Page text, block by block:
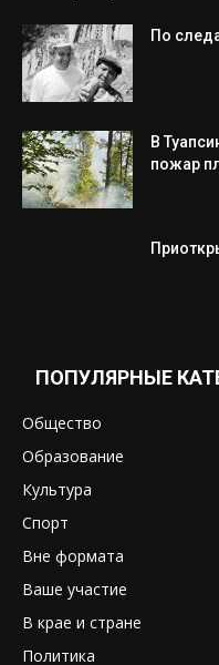
По
В
пожар
ПОПУЛЯРНЫЕ
Общество
Образование
Культура
Спорт
Вне формата
Ваше участие
В крае и стране
Политика